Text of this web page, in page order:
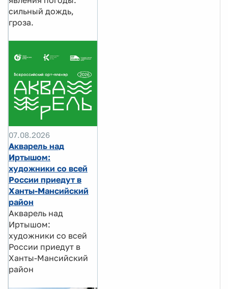
сильный дождь,
гроза.
07.08.2026
Акварель над
Иртышом:
художники со всей
России приедут в
Ханты-Мансийский
район
Акварель над
Иртышом:
художники со всей
России приедут в
Ханты-Мансийский
район